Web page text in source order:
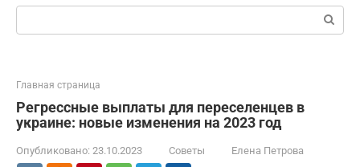
Поиск:
Главная страница
Регрессные выплаты для переселенцев в
украине: новые изменения на 2023 год
Опубликовано: 23.10.2023 Советы Елена Петрова